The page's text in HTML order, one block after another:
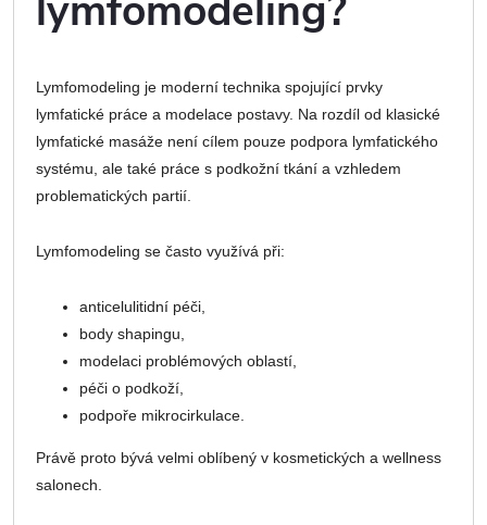
Lymfomodeling je moderní technika spojující prvky
lymfatické práce a modelace postavy. Na rozdíl od klasické
lymfatické masáže není cílem pouze podpora lymfatického
systému, ale také práce s podkožní tkání a vzhledem
problematických partií.
Lymfomodeling se často využívá při:
anticelulitidní péči,
body shapingu,
modelaci problémových oblastí,
péči o podkoží,
podpoře mikrocirkulace.
Právě proto bývá velmi oblíbený v kosmetických a wellness
salonech.